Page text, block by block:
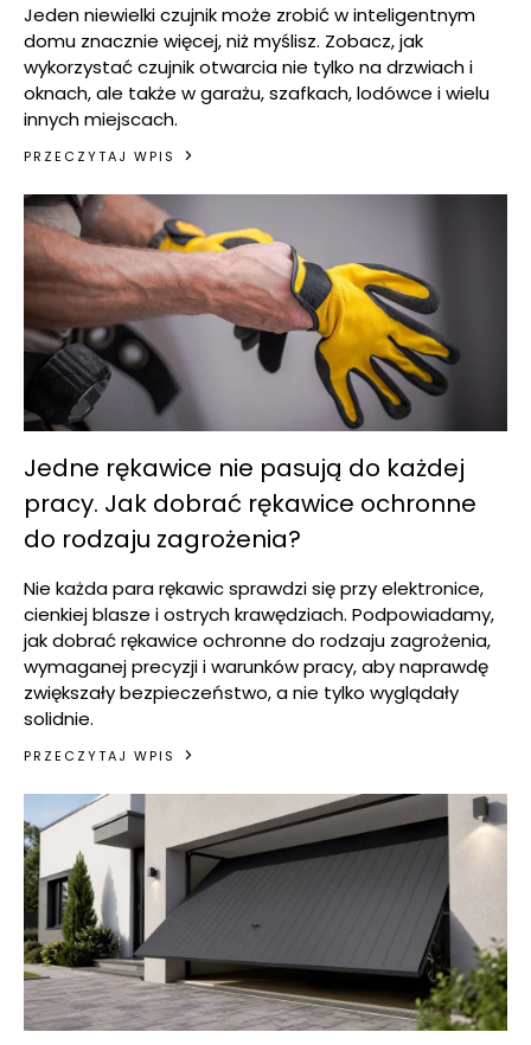
Jeden niewielki czujnik może zrobić w inteligentnym
domu znacznie więcej, niż myślisz. Zobacz, jak
wykorzystać czujnik otwarcia nie tylko na drzwiach i
oknach, ale także w garażu, szafkach, lodówce i wielu
innych miejscach.
PRZECZYTAJ WPIS
Jedne rękawice nie pasują do każdej
pracy. Jak dobrać rękawice ochronne
do rodzaju zagrożenia?
Nie każda para rękawic sprawdzi się przy elektronice,
cienkiej blasze i ostrych krawędziach. Podpowiadamy,
jak dobrać rękawice ochronne do rodzaju zagrożenia,
wymaganej precyzji i warunków pracy, aby naprawdę
zwiększały bezpieczeństwo, a nie tylko wyglądały
solidnie.
PRZECZYTAJ WPIS